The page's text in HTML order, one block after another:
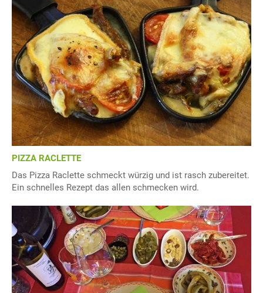
PIZZA RACLETTE
Das Pizza Raclette schmeckt würzig und ist rasch zubereitet.
Ein schnelles Rezept das allen schmecken wird.